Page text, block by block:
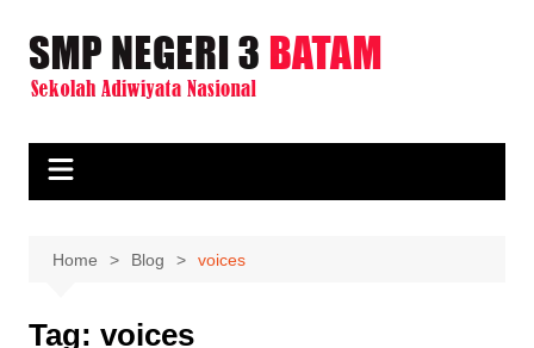
content
Home Blog voices
Tag: voices